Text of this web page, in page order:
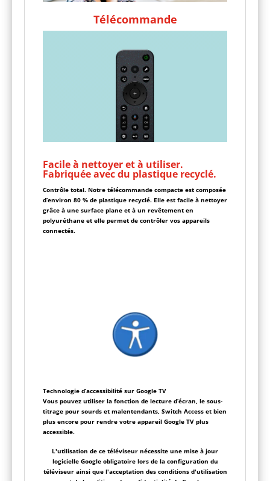
Télécommande
Facile à nettoyer et à utiliser.
Fabriquée avec du plastique recyclé.
Contrôle total. Notre télécommande compacte est composée
d’environ 80 % de plastique recyclé. Elle est facile à nettoyer
grâce à une surface plane et à un revêtement en
polyuréthane et elle permet de contrôler vos appareils
connectés.
Technologie d’accessibilité sur Google TV
Vous pouvez utiliser la fonction de lecture d’écran, le sous-
titrage pour sourds et malentendants, Switch Access et bien
plus encore pour rendre votre appareil Google TV plus
accessible.
L'utilisation de ce téléviseur nécessite une mise à jour
logicielle Google obligatoire lors de la configuration du
téléviseur ainsi que l'acceptation des conditions d'utilisation